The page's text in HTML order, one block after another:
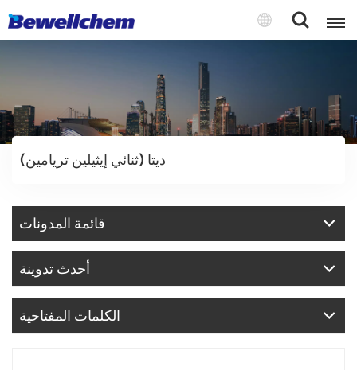
English
Русский
中文
Español
ديتا (ثنائي إيثيلين تريامين)
قائمة المدونات
أحدث تدوينة
الكلمات المفتاحية